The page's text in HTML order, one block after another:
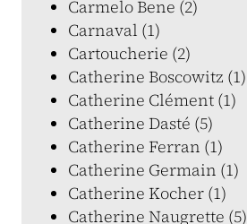
Carmelo Bene (2)
Carnaval (1)
Cartoucherie (2)
Catherine Boscowitz (1)
Catherine Clément (1)
Catherine Dasté (5)
Catherine Ferran (1)
Catherine Germain (1)
Catherine Kocher (1)
Catherine Naugrette (5)